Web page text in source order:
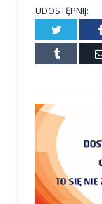
UDOSTĘPNIJ:
Twitter
Tumblr